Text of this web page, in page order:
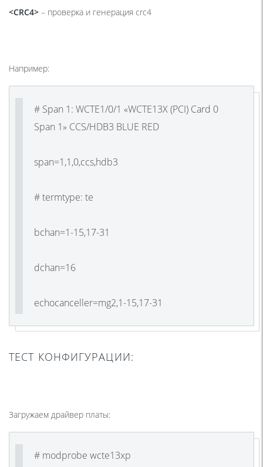
<CRC4> – проверка и генерация crc4
Например:
# Span 1: WCTE1/0/1 «WCTE13X (PCI) Card 0
Span 1» CCS/HDB3 BLUE RED
span=1,1,0,ccs,hdb3
# termtype: te
bchan=1-15,17-31
dchan=16
echocanceller=mg2,1-15,17-31
ТЕСТ КОНФИГУРАЦИИ:
Загружаем драйвер платы:
# modprobe wcte13xp